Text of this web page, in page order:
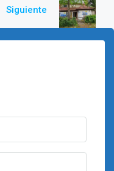
Siguiente